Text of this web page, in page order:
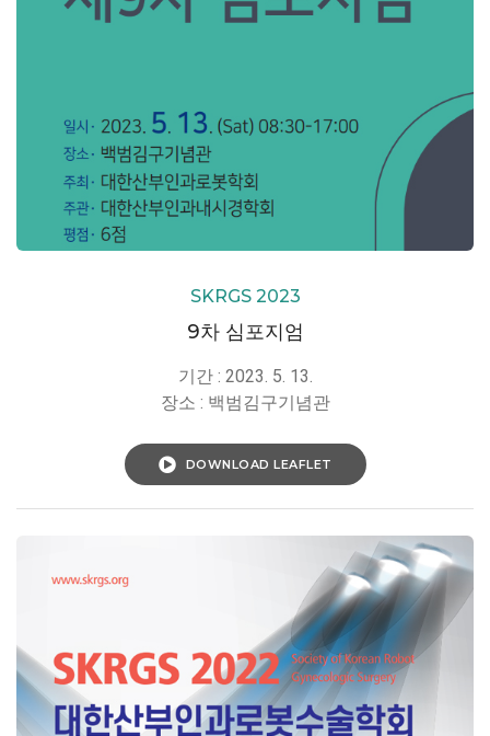
SKRGS 2023
9차 심포지엄
기간 : 2023. 5. 13.
장소 : 백범김구기념관
DOWNLOAD LEAFLET